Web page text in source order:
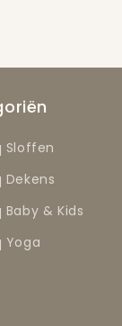
Sloffen
Dekens
Baby & Kids
Yoga